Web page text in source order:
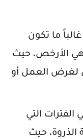
غالباً ما تكون
هي الأرخص، حيث
لغرض العمل أو
الفترات التي
حيث